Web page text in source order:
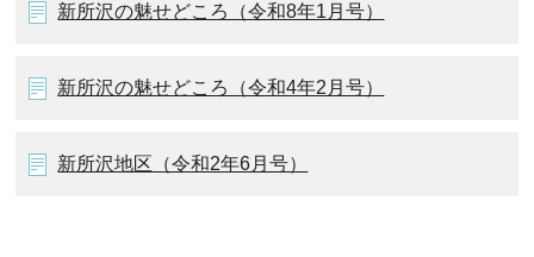
新所沢の魅せどころ（令和8年1月号）
新所沢の魅せどころ（令和4年2月号）
新所沢地区（令和2年6月号）